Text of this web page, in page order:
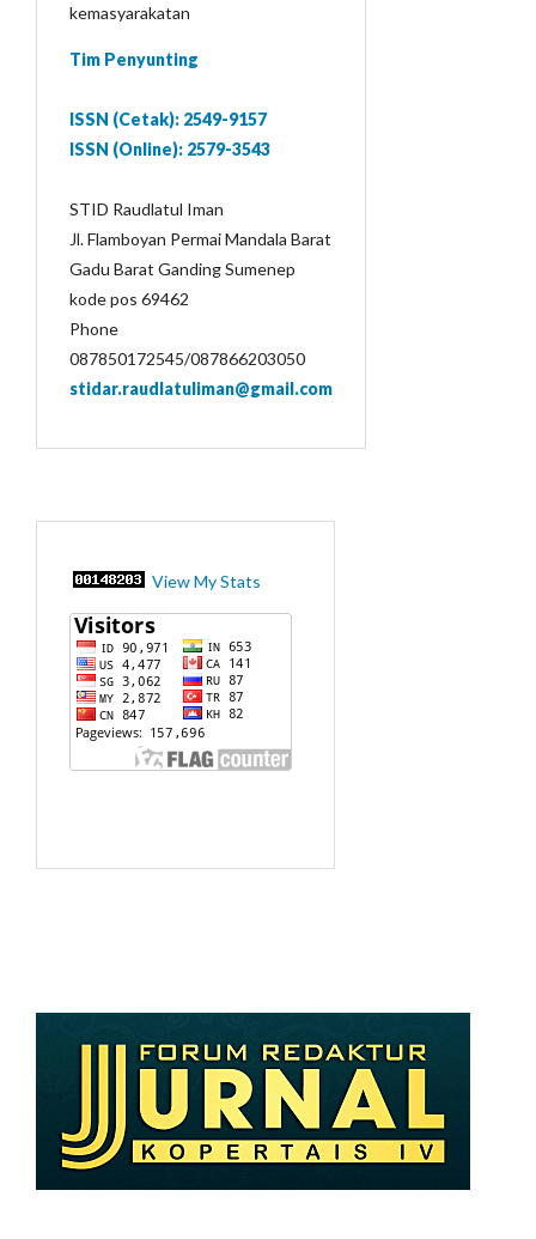
kemasyarakatan
Tim Penyunting
ISSN (Cetak): 2549-9157
ISSN (Online): 2579-3543
STID Raudlatul Iman
Jl. Flamboyan Permai Mandala Barat
Gadu Barat Ganding Sumenep
kode pos 69462
Phone
087850172545/087866203050
stidar.raudlatuliman@gmail.com
View My Stats